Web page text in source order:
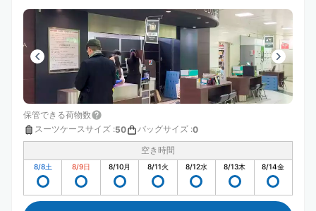
保管できる荷物数
スーツケースサイズ :50 バッグサイズ :0
空き時間
8/8土 8/9日 8/10月 8/11火 8/12水 8/13木 8/14金